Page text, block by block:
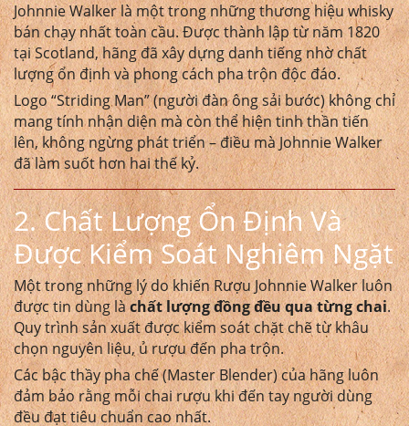
Johnnie Walker là một trong những thương hiệu whisky
bán chạy nhất toàn cầu. Được thành lập từ năm 1820
tại Scotland, hãng đã xây dựng danh tiếng nhờ chất
lượng ổn định và phong cách pha trộn độc đáo.
Logo “Striding Man” (người đàn ông sải bước) không chỉ
mang tính nhận diện mà còn thể hiện tinh thần tiến
lên, không ngừng phát triển – điều mà Johnnie Walker
đã làm suốt hơn hai thế kỷ.
2. Chất Lượng Ổn Định Và
Được Kiểm Soát Nghiêm Ngặt
Một trong những lý do khiếnRượu Johnnie Walkerluôn
được tin dùng làchất lượng đồng đều qua từng chai.
Quy trình sản xuất được kiểm soát chặt chẽ từ khâu
chọn nguyên liệu, ủ rượu đến pha trộn.
Các bậc thầy pha chế (Master Blender) của hãng luôn
đảm bảo rằng mỗi chai rượu khi đến tay người dùng
đều đạt tiêu chuẩn cao nhất.